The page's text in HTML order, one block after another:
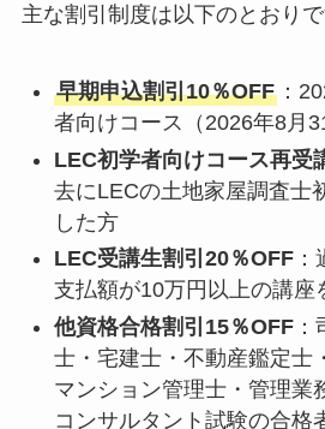
主な割引制度は以下のとおりで
早期申込割引10％OFF：
者向けコース（2026年8月
LEC初学者向けコース再受
去にLECの土地家屋調査士
した方
LEC受講生割引20％OFF：
支払額が10万円以上の講座
他資格合格割引15％OFF：
士・宅建士・不動産鑑定士
マンション管理士・管理業
コンサルタント試験の合格